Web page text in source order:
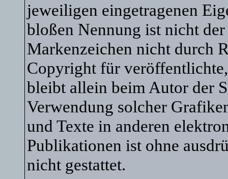
jeweiligen eingetragenen
bloßen Nennung ist nicht
Markenzeichen nicht durch
Copyright für
bleibt allein beim Autor der
Verwendung solcher
und Texte in anderen
Publikationen ist ohne
nicht gestattet.